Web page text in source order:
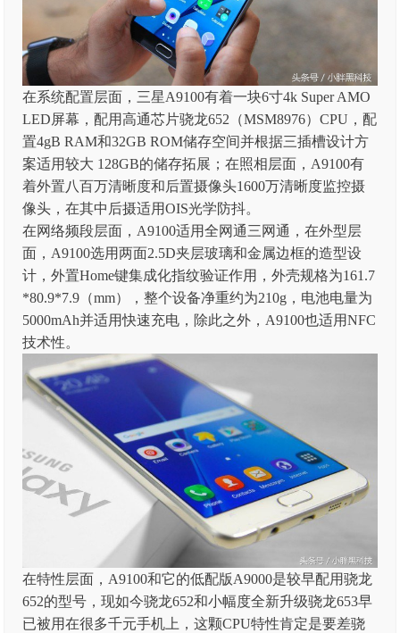
在系统配置层面，三星A9100有着一块6寸4k Super AMO
LED屏幕，配用高通芯片骁龙652（MSM8976）CPU，配
置4gB RAM和32GB ROM储存空间并根据三插槽设计方
案适用较大 128GB的储存拓展；在照相层面，A9100有
着外置八百万清晰度和后置摄像头1600万清晰度监控摄
像头，在其中后摄适用OIS光学防抖。
在网络频段层面，A9100适用全网通三网通，在外型层
面，A9100选用两面2.5D夹层玻璃和金属边框的造型设
计，外置Home键集成化指纹验证作用，外壳规格为161.7
*80.9*7.9（mm），整个设备净重约为210g，电池电量为
5000mAh并适用快速充电，除此之外，A9100也适用NFC
技术性。
在特性层面，A9100和它的低配版A9000是较早配用骁龙
652的型号，现如今骁龙652和小幅度全新升级骁龙653早
已被用在很多千元手机上，这颗CPU特性肯定是要差骁